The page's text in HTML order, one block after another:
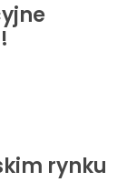
rynku